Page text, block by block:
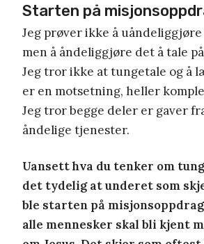
Starten på
Jeg prøver ikke å
men å åndeliggjøre det å tale
Jeg tror ikke at tungetale og å
er en motsetning, heller
Jeg tror begge deler er gaver
åndelige tjenester.
Uansett hva du tenker om
det tydelig at underet som
ble starten på
alle mennesker skal bli kjent